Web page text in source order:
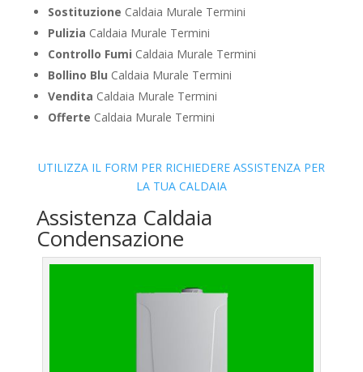
Sostituzione Caldaia Murale Termini
Pulizia Caldaia Murale Termini
Controllo Fumi Caldaia Murale Termini
Bollino Blu Caldaia Murale Termini
Vendita Caldaia Murale Termini
Offerte Caldaia Murale Termini
UTILIZZA IL FORM PER RICHIEDERE ASSISTENZA PER
LA TUA CALDAIA
Assistenza Caldaia
Condensazione